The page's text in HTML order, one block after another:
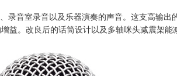
音室录音以及乐器演奏的声音。这支高输出
。改良后的话筒设计以及多轴咪头减震架能